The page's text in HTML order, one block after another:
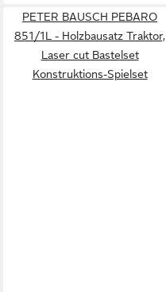
PETER BAUSCH PEBARO
851/1L - Holzbausatz Traktor,
Laser cut Bastelset
Konstruktions-Spielset